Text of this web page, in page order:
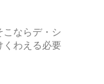
こならデ・シ
くわえる必要